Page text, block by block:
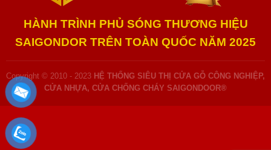
HÀNH TRÌNH PHỦ SÓNG THƯƠNG HIỆU
SAIGONDOR TRÊN TOÀN QUỐC NĂM 2025
Copyright © 2010 - 2023 HỆ THỐNG SIÊU THỊ CỬA GỖ CÔNG NGHIỆP,
CỬA NHỰA, CỬA CHỐNG CHÁY SAIGONDOOR®